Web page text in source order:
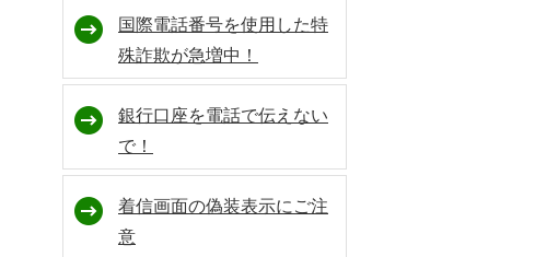
国際電話番号を使用した特
殊詐欺が急増中！
銀行口座を電話で伝えない
で！
着信画面の偽装表示にご注
意